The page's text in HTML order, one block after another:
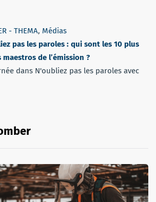
- THEMA, Médias
pas les paroles : qui sont les 10 plus
maestros de l’émission ?
dans N'oubliez pas les paroles avec